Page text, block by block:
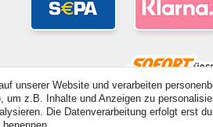
- Alle Rechte vorbehalten. Preisangaben inkl. gesetzl.
unserer Website und verarbeiten
z.B. Inhalte und Anzeigen zu
Die Datenverarbeitung erfolgt erst